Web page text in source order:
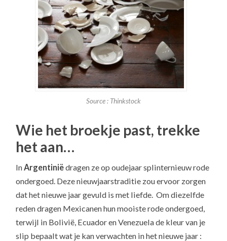
Source : Thinkstock
Wie het broekje past, trekke
het aan…
InArgentiniëdragen ze op oudejaar splinternieuw rode
ondergoed. Deze nieuwjaarstraditie zou ervoor zorgen
dat het nieuwe jaar gevuld is met liefde. Om diezelfde
reden dragen Mexicanen hun mooiste rode ondergoed,
terwijl in Bolivië, Ecuador en Venezuela de kleur van je
slip bepaalt wat je kan verwachten in het nieuwe jaar :